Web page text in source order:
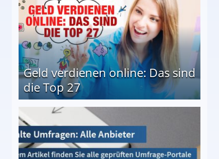
Geld verdienen online: Das sind
die Top 27